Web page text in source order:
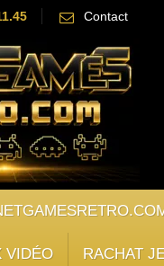
Contact
VIDÉO RACHAT